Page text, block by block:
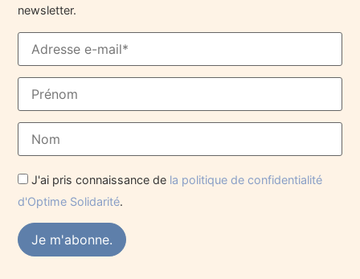
newsletter.
J'ai pris connaissance de la politique de confidentialité
d'Optime Solidarité.